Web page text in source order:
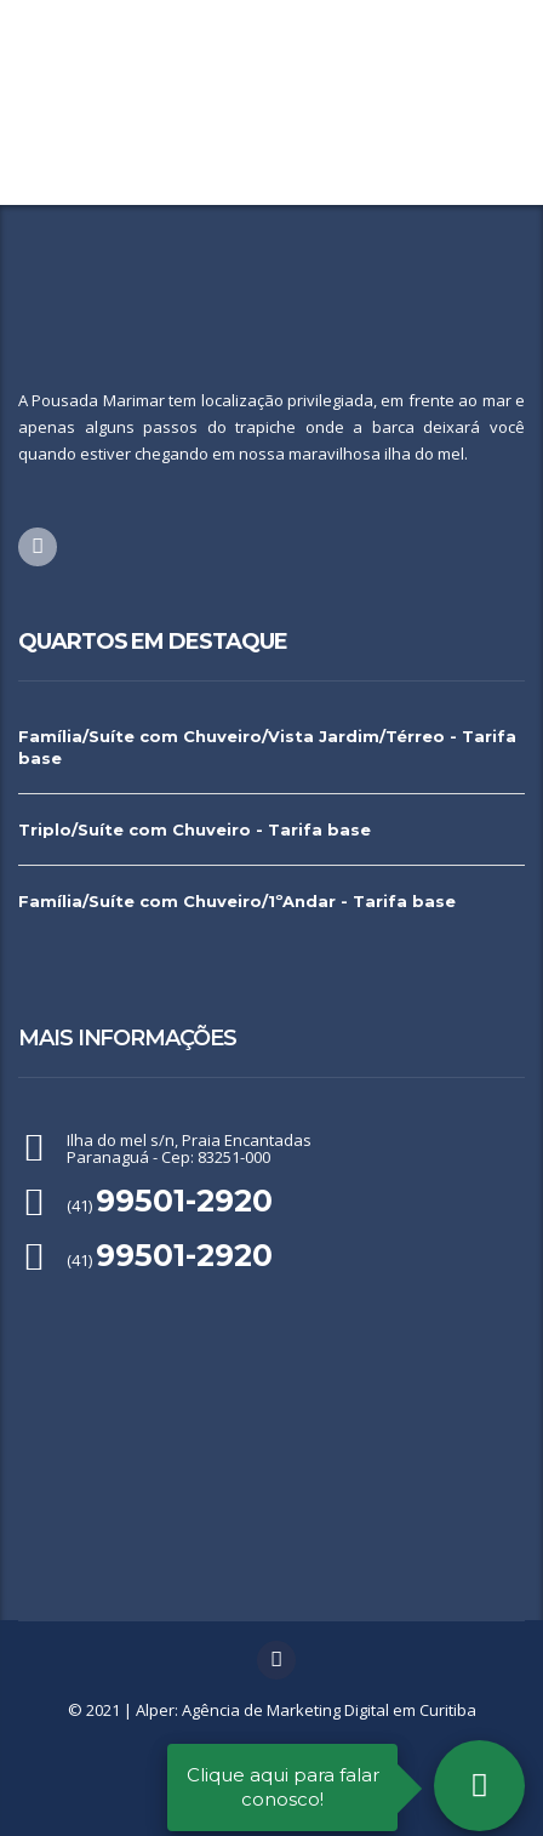
Clique aqui para falar
conosco!
A Pousada Marimar tem localização privilegiada, em frente ao mar e
apenas alguns passos do trapiche onde a barca deixará você
quando estiver chegando em nossa maravilhosa ilha do mel.
QUARTOS EM DESTAQUE
Família/Suíte com Chuveiro/Vista Jardim/Térreo - Tarifa
base
Triplo/Suíte com Chuveiro - Tarifa base
Família/Suíte com Chuveiro/1ºAndar - Tarifa base
MAIS INFORMAÇÕES
Ilha do mel s/n, Praia Encantadas
Paranaguá - Cep: 83251-000
(41) 99501-2920
(41) 99501-2920
© 2021 | Alper: Agência de Marketing Digital em Curitiba